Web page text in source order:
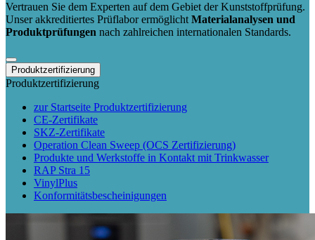
Vertrauen Sie dem Experten auf dem Gebiet der Kunststoffprüfung.
Unser akkreditiertes Prüflabor ermöglichtMaterialanalysen und
Produktprüfungen nach zahlreichen internationalen Standards.
Produktzertifizierung
Produktzertifizierung
zur Startseite Produktzertifizierung
CE-Zertifikate
SKZ-Zertifikate
Operation Clean Sweep (OCS Zertifizierung)
Produkte und Werkstoffe in Kontakt mit Trinkwasser
RAP Stra 15
VinylPlus
Konformitätsbescheinigungen